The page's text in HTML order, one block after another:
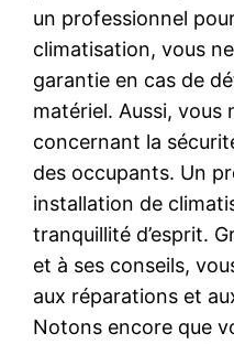
un professionnel
climatisation, vous
garantie en cas de
matériel. Aussi, vous
concernant la
des occupants. Un
installation de
tranquillité d’esprit.
et à ses conseils,
aux réparations et
Notons encore que